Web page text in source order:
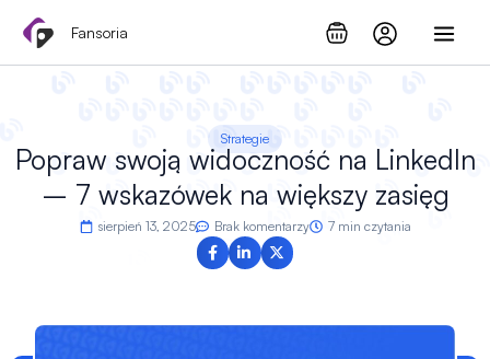
treści
Fansoria
Strategie
Popraw swoją widoczność na LinkedIn
– 7 wskazówek na większy zasięg
sierpień 13, 2025 Brak komentarzy 7 min czytania